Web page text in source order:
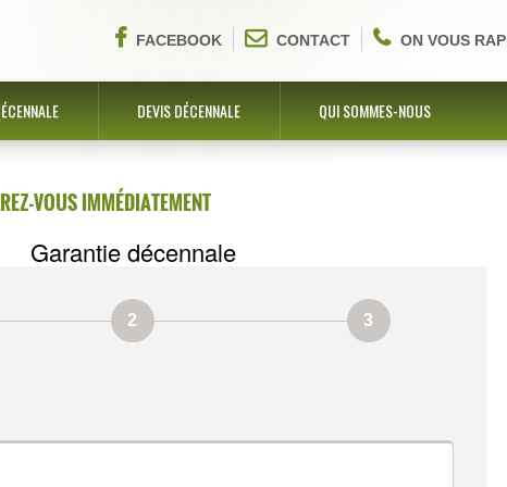
FACEBOOK CONTACT ON VOUS
DEVIS DÉCENNALE QUI SOMMES-NOUS
VOUS IMMÉDIATEMENT